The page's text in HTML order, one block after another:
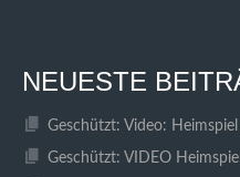
NEUESTE
Geschützt: Video:
Geschützt: VIDEO